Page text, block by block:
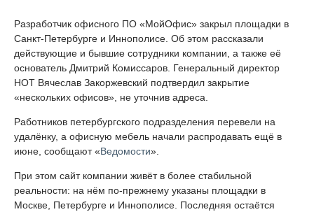
Разработчик офисного ПО «МойОфис» закрыл площадки в
Санкт-Петербурге и Иннополисе. Об этом рассказали
действующие и бывшие сотрудники компании, а также её
основатель Дмитрий Комиссаров. Генеральный директор
НОТ Вячеслав Закоржевский подтвердил закрытие
«нескольких офисов», не уточнив адреса.
Работников петербургского подразделения перевели на
удалёнку, а офисную мебель начали распродавать ещё в
июне, сообщают «Ведомости».
При этом сайт компании живёт в более стабильной
реальности: на нём по-прежнему указаны площадки в
Москве, Петербурге и Иннополисе. Последняя остаётся